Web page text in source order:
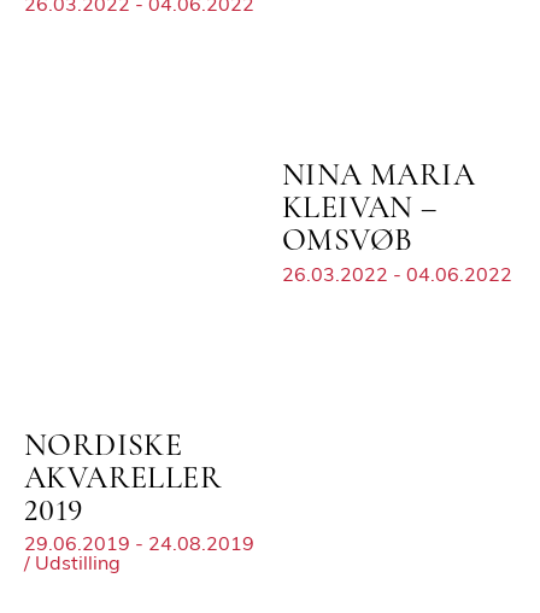
26.03.2022 - 04.06.2022
NINA MARIA
KLEIVAN –
OMSVØB
26.03.2022 - 04.06.2022
NORDISKE
AKVARELLER
2019
29.06.2019 - 24.08.2019
/ Udstilling